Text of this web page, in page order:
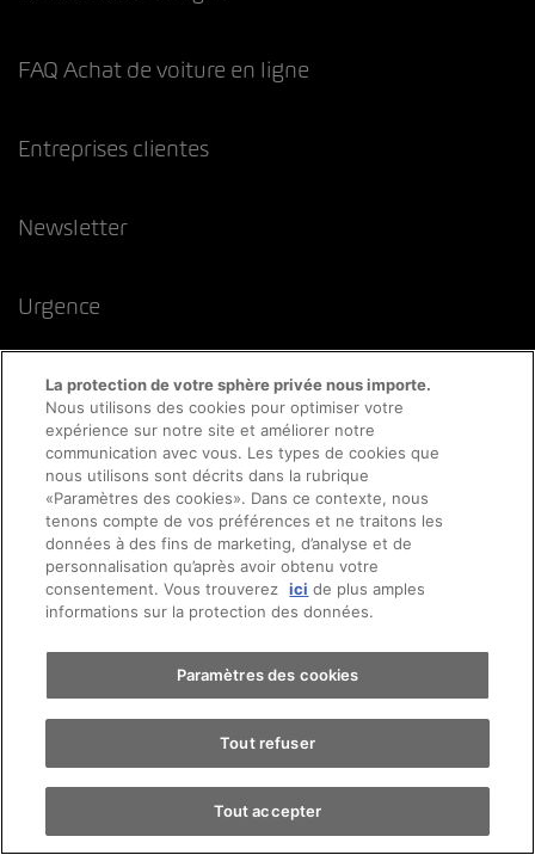
Prendre rendez-vous
Essai sur route
Trouver une voiture
FAQ Achat de voiture en ligne
Entreprises clientes
Newsletter
Urgence
Trouver une voiture & services
Entreprise
La protection de votre sphère privée nous importe.
Nous utilisons des cookies pour optimiser votre
expérience sur notre site et améliorer notre
communication avec vous. Les types de cookies que
nous utilisons sont décrits dans la rubrique
«Paramètres des cookies». Dans ce contexte, nous
tenons compte de vos préférences et ne traitons les
données à des fins de marketing, d’analyse et de
personnalisation qu’après avoir obtenu votre
consentement. Vous trouverez ici de plus amples
informations sur la protection des données.
Paramètres des cookies
Tout refuser
Tout accepter